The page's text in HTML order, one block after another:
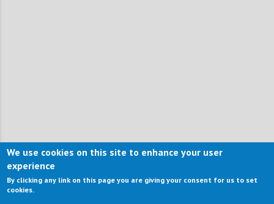
We use cookies on this site to enhance your user
experience
By clicking any link on this page you are giving your consent for us to set
cookies.